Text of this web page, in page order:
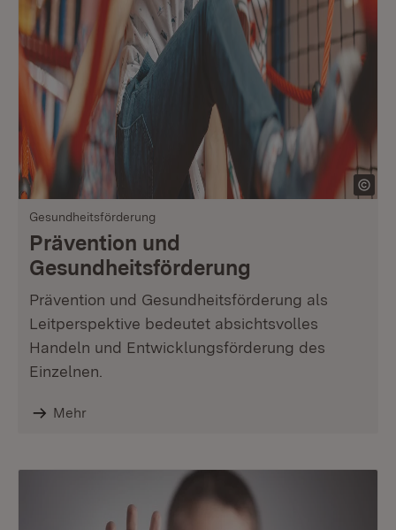
Gesundheitsförderung
Prävention und
Gesundheitsförderung
Prävention und Gesundheitsförderung als
Leitperspektive bedeutet absichtsvolles
Handeln und Entwicklungsförderung des
Einzelnen.
Mehr